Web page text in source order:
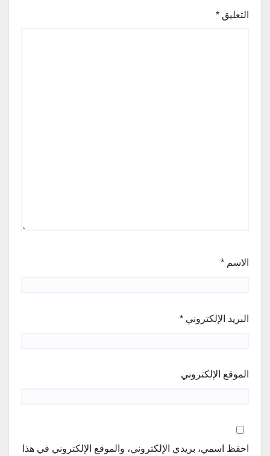
التعليق *
الاسم *
البريد الإلكتروني *
الموقع الإلكتروني
احفظ اسمي، بريدي الإلكتروني، والموقع الإلكتروني في هذا